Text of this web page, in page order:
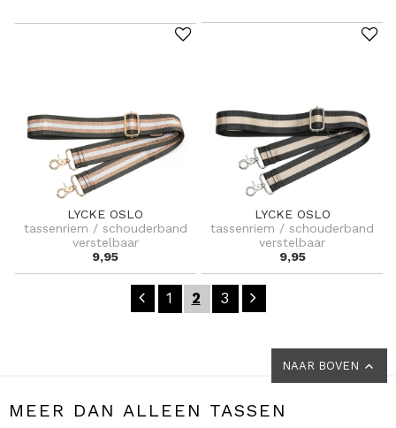
LYCKE OSLO
tassenriem / schouderband
verstelbaar
9,95
LYCKE OSLO
tassenriem / schouderband
verstelbaar
9,95
1 2 3
NAAR BOVEN
MEER DAN ALLEEN TASSEN